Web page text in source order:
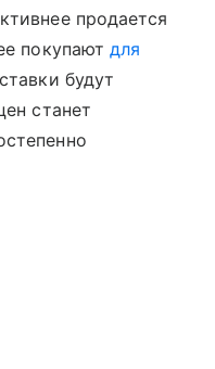
продается
покупают для
будут
станет